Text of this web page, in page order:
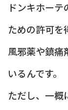
ドンキホー
ための許可を
風邪薬や鎮痛
いるんです。
ただし、一概